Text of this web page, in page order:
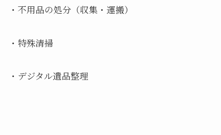
・不用品の処分（収集・運搬）
・特殊清掃
・デジタル遺品整理